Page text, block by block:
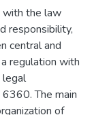
with the law
responsibility,
central and
regulation with
The main
of